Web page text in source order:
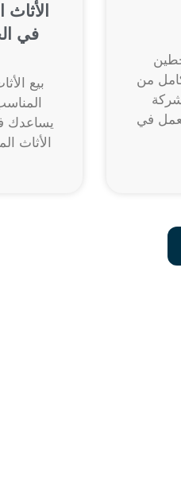
في
بيع
يساعدك
الأثاث
من
في